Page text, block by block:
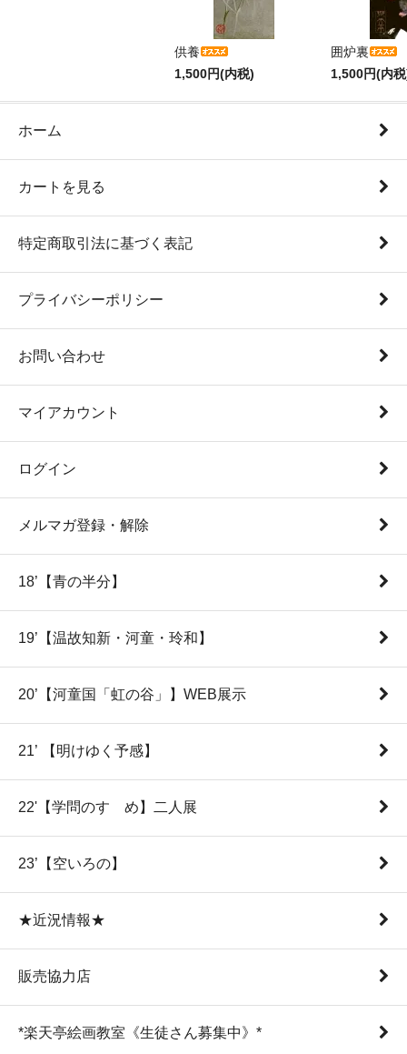
供養
1,500円(内税)
囲炉裏
1,500円(内
ホーム
カートを見る
特定商取引法に基づく表記
プライバシーポリシー
お問い合わせ
マイアカウント
ログイン
メルマガ登録・解除
18’【青の半分】
19’【温故知新・河童・玲和】
20’【河童国「虹の谷」】WEB展示
21’ 【明けゆく予感】
22'【学問のすゝめ】二人展
23’【空いろの】
★近況情報★
販売協力店
*楽天亭絵画教室《生徒さん募集中》*